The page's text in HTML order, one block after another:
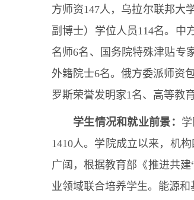
方师资147人，乌拉尔联邦大
副博士）学位人员114名。中
名师6名、国务院特殊津贴专
外籍院士6名。俄方委派师资
罗斯荣誉发明家1名、高等教
学生情况和就业前景：
1410人。学院成立以来，机
广阔，根据教育部《推进共
业领域联合培养学生。能源